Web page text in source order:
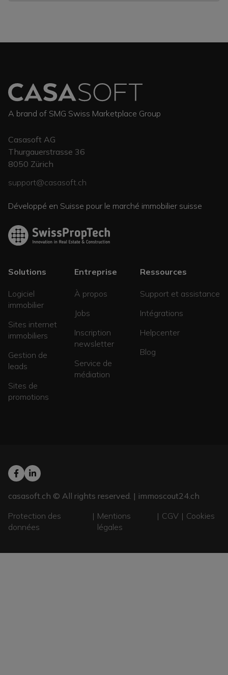
A brand of SMG Swiss Marketplace Group
Casasoft AG
Thurgauerstrasse 36
8050 Zürich
support@casasoft.ch
Développé en Suisse pour le marché immobilier suisse
Solutions
Logiciel
immobilier
Sites internet
immobiliers
Gestion de
leads
Sites de
promotions
Entreprise
À propos
Jobs
Inscription
newsletter
Service de
médiation
Ressources
Support et assistance
Intégrations
Helpcenter
Blog
casasoft.ch © All rights reserved. | immoscout24.ch
Protection des
données
Mentions
légales
CGV Cookies